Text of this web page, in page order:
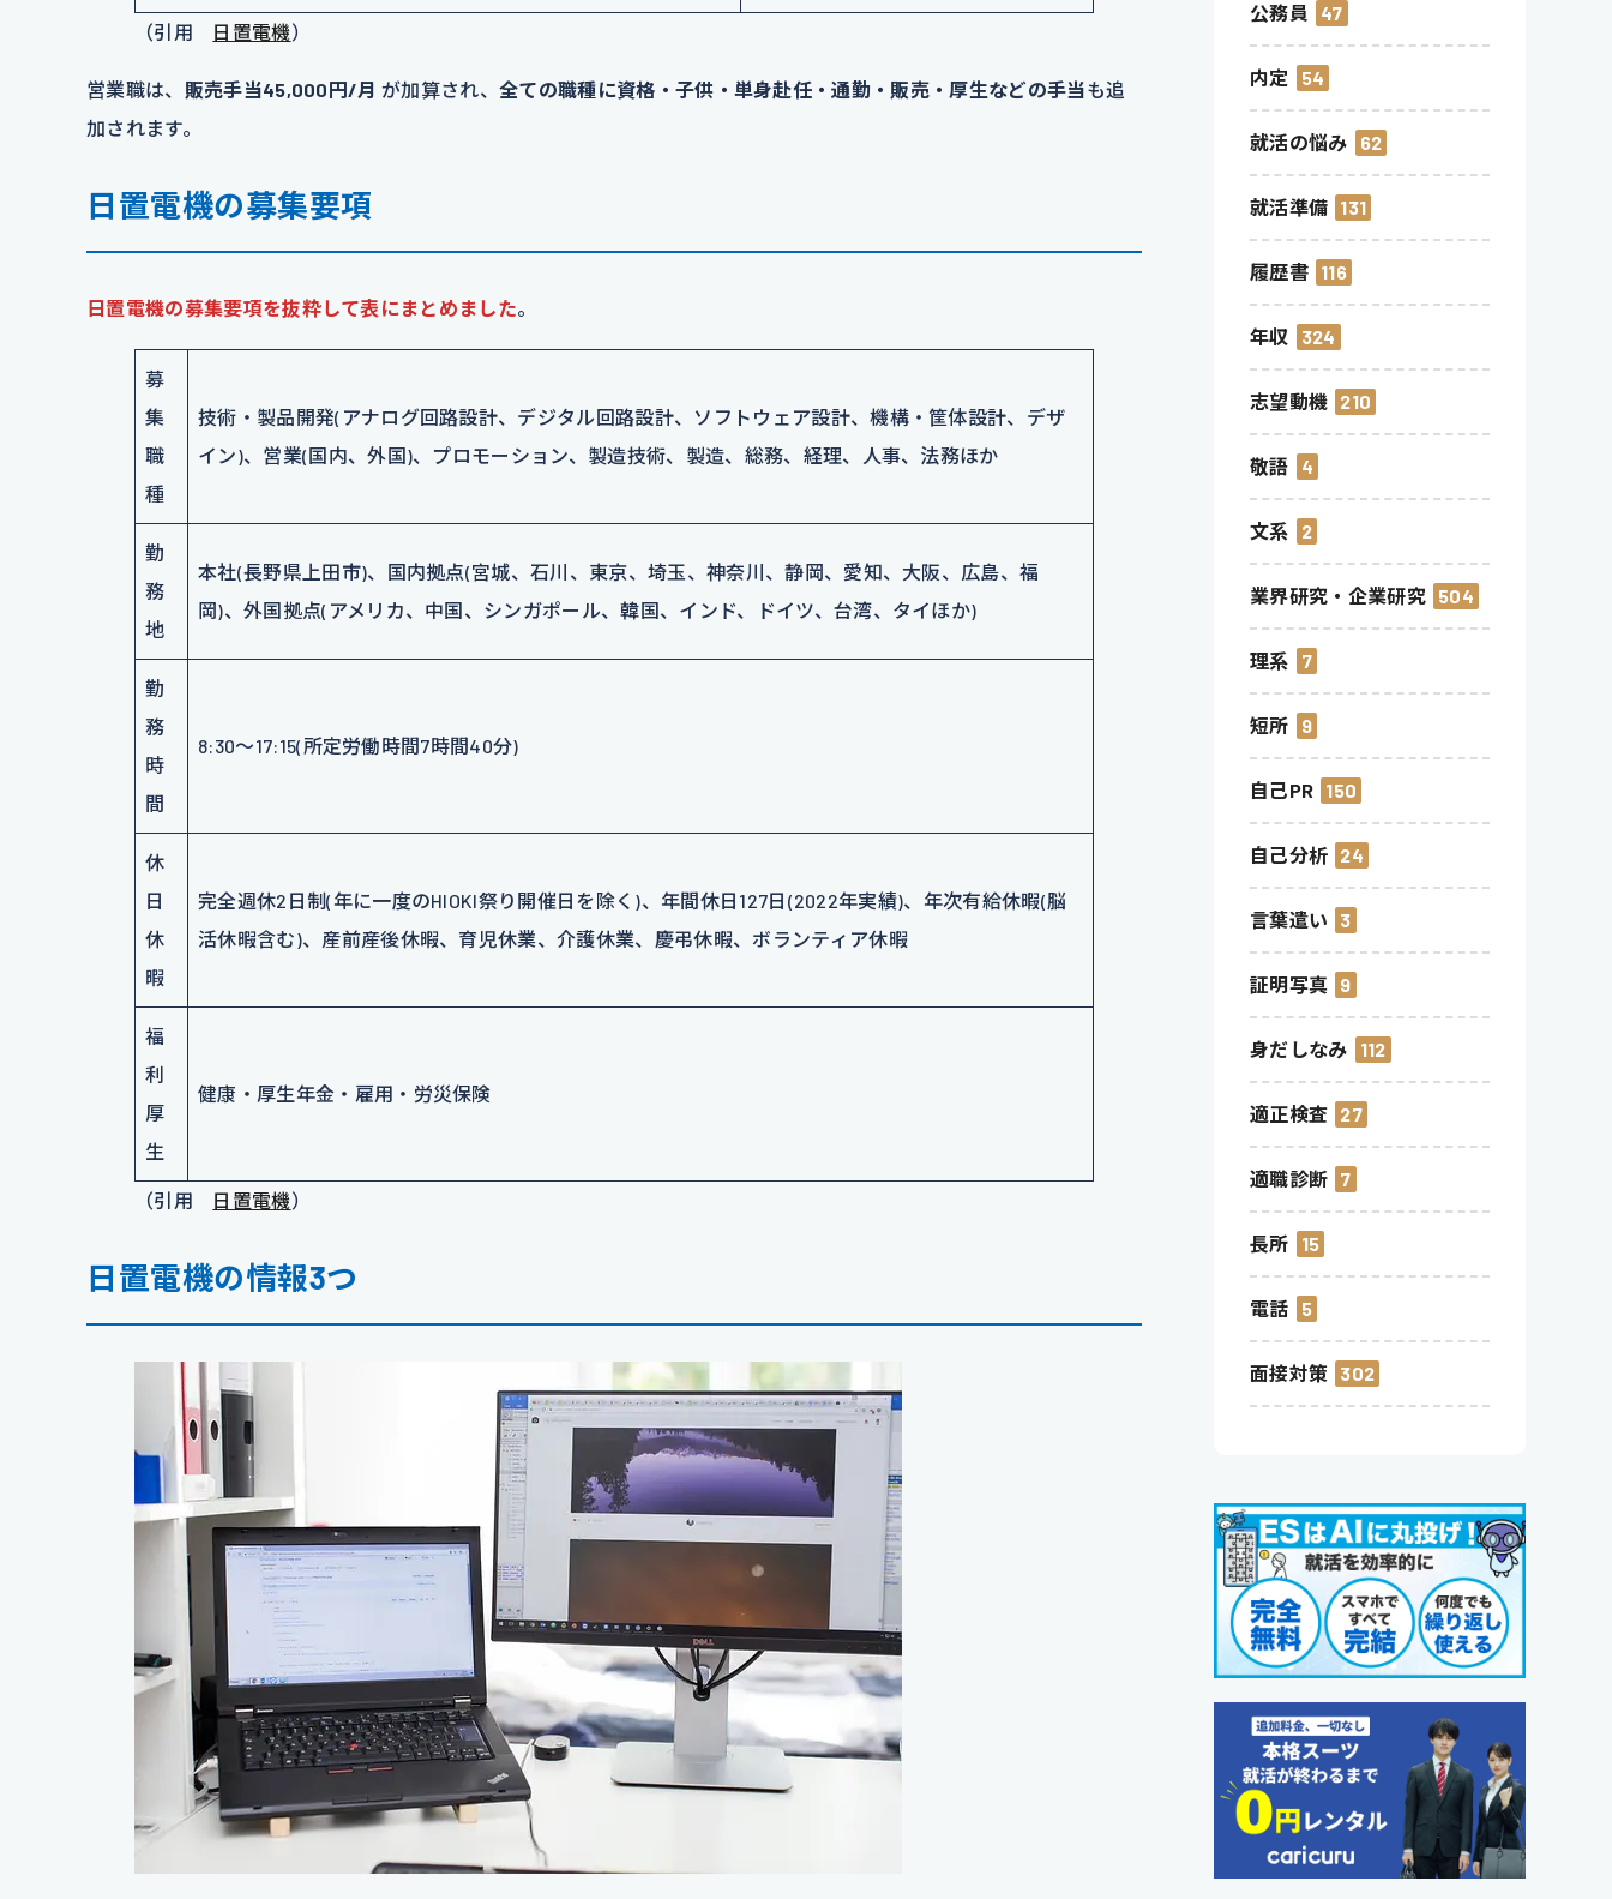
（引用 日置電機）
営業職は、 販売手当45,000円/月が加算され、全ての職種に資格・子供・単身赴任・通勤・販売・厚生などの手当も追
加されます。
日置電機の募集要項
日置電機の募集要項を抜粋して表にまとめました。
募
集
職
種
技術・製品開発(アナログ回路設計、デジタル回路設計、ソフトウェア設計、機構・筐体設計、デザ
イン)、営業(国内、外国)、プロモーション、製造技術、製造、総務、経理、人事、法務ほか
勤
務
地
本社(長野県上田市)、国内拠点(宮城、石川、東京、埼玉、神奈川、静岡、愛知、大阪、広島、福
岡)、外国拠点(アメリカ、中国、シンガポール、韓国、インド、ドイツ、台湾、タイほか)
勤
務
時
間
8:30～17:15(所定労働時間7時間40分)
休
日
休
暇
完全週休2日制(年に一度のHIOKI祭り開催日を除く)、年間休日127日(2022年実績)、年次有給休暇(脳
活休暇含む)、産前産後休暇、育児休業、介護休業、慶弔休暇、ボランティア休暇
福
利
厚
生
健康・厚生年金・雇用・労災保険
（引用 日置電機）
日置電機の情報3つ
公務員 47
内定 54
就活の悩み 62
就活準備 131
履歴書 116
年収 324
志望動機 210
敬語 4
文系 2
業界研究・企業研究 504
理系 7
短所 9
自己PR 150
自己分析 24
言葉遣い 3
証明写真 9
身だしなみ 112
適正検査 27
適職診断 7
長所 15
電話 5
面接対策 302